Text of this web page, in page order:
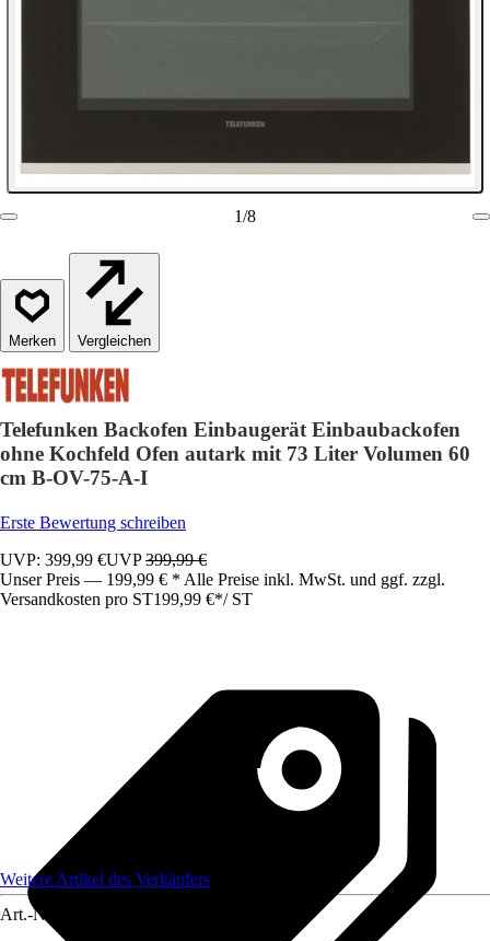
1/8
Vergleichen
Telefunken Backofen Einbaugerät Einbaubackofen
ohne Kochfeld Ofen autark mit 73 Liter Volumen 60
cm B-OV-75-A-I
Erste Bewertung schreiben
UVP: 399,99 €UVP399,99 €
Unser Preis — 199,99 € * Alle Preise inkl. MwSt. und ggf. zzgl.
Versandkosten pro ST199,99 €*/ ST
Weitere Artikel des Verkäufers
Art.-Nr.